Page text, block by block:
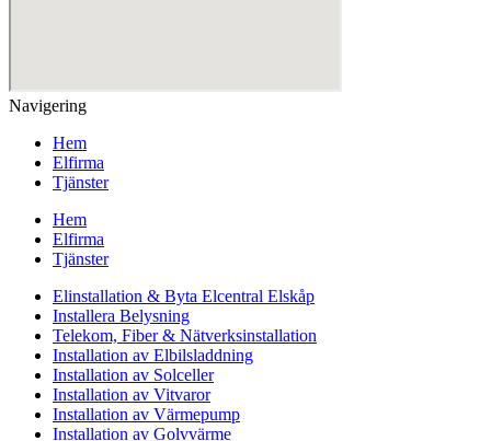
Navigering
Hem
Elfirma
Tjänster
Hem
Elfirma
Tjänster
Elinstallation & Byta Elcentral Elskåp
Installera Belysning
Telekom, Fiber & Nätverksinstallation
Installation av Elbilsladdning
Installation av Solceller
Installation av Vitvaror
Installation av Värmepump
Installation av Golvvärme